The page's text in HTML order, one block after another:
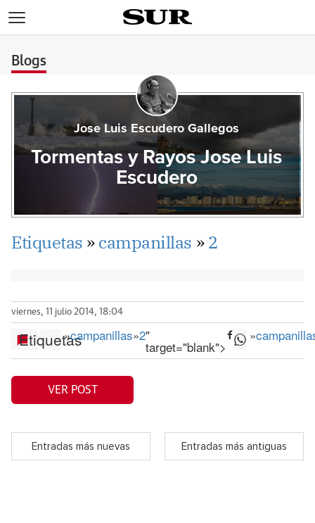
Blogs
Jose Luis Escudero Gallegos
Tormentas y Rayos Jose Luis
Escudero
Etiquetas »campanillas »2
viernes, 11 julio 2014, 18:04
Etiquetas
»campanillas»2"
target="blank">
»
VER POST
Entradas más nuevas Entradas más antiguas